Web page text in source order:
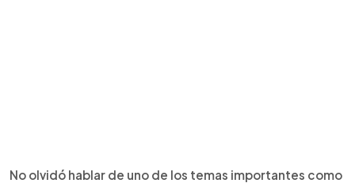
No olvidó hablar de uno de los temas importantes como